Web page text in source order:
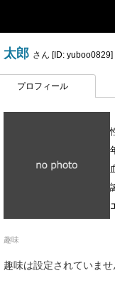
太郎 さん [ID: yuboo0829]
プロフィール
趣味
趣味は設定されていませ